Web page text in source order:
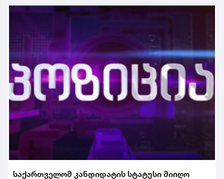
საქართველომ კანდიდატის სტატუსი მიიღო